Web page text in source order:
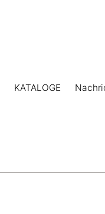
KATALOGE